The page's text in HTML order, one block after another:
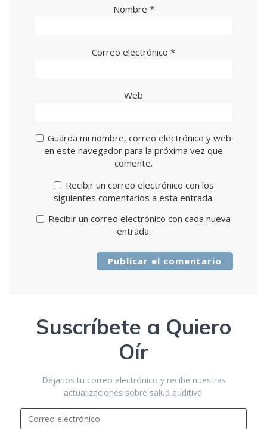
Nombre *
Correo electrónico *
Web
Guarda mi nombre, correo electrónico y web
en este navegador para la próxima vez que
comente.
Recibir un correo electrónico con los
siguientes comentarios a esta entrada.
Recibir un correo electrónico con cada nueva
entrada.
Suscríbete a Quiero
Oír
Déjanos tu correo electrónico y recibe nuestras
actualizaciones sobre salud auditiva.